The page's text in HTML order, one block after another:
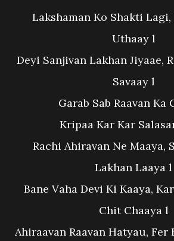
Lakshaman Ko Shakti
Uthaay l
Deyi Sanjivan Lakhan Jiyaae,
Savaay l
Garab Sab Raavan Ka
Kripaa Kar Kar
Rachi Ahiravan Ne Maaya,
Lakhan Laaya l
Bane Vaha Devi Ki Kaaya,
Chit Chaaya l
Ahiraavan Raavan Hatyau, Fer